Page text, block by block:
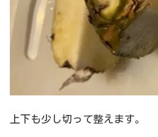
上下も少し切って整えます。